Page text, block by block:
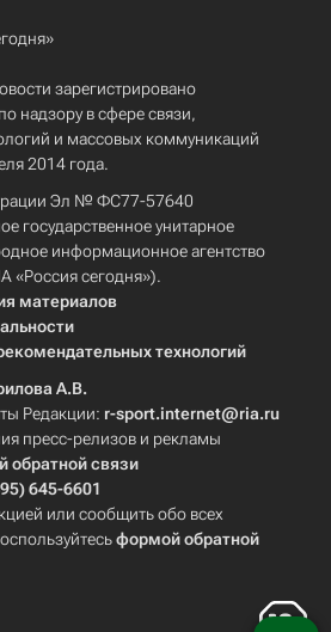
зарегистрировано
надзору в сфере связи,
и массовых коммуникаций
2014 года.
Эл № ФС77-57640
государственное унитарное
информационное агентство
«Россия сегодня»).
материалов
технологий
А.В.
Редакции: r-sport.internet@ria.ru
пресс-релизов и рекламы
обратной связи
645-6601
или сообщить обо всех
формой обратной